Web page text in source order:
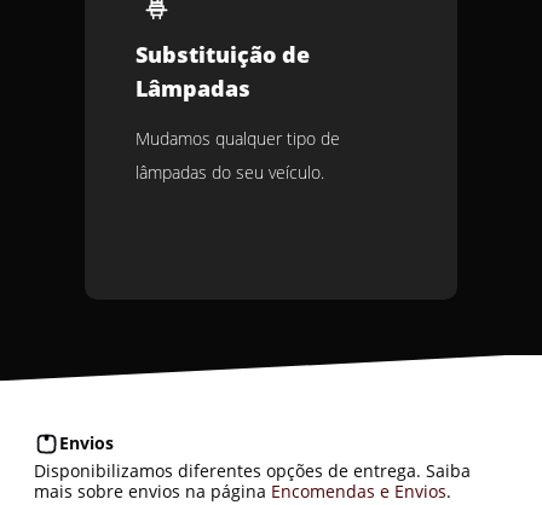
Substituição de
Lâmpadas
Mudamos qualquer tipo de
lâmpadas do seu veículo.
Envios
Disponibilizamos diferentes opções de entrega. Saiba
mais sobre envios na página Encomendas e Envios.